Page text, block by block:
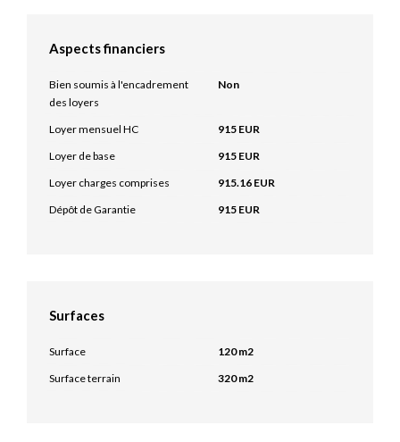
Aspects financiers
Bien soumis à l'encadrement
des loyers
Non
Loyer mensuel HC
915 EUR
Loyer de base
915 EUR
Loyer charges comprises
915.16 EUR
Dépôt de Garantie
915 EUR
Surfaces
Surface
120 m2
Surface terrain
320 m2